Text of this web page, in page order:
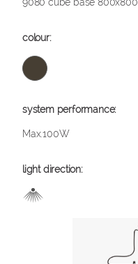
Max.100W